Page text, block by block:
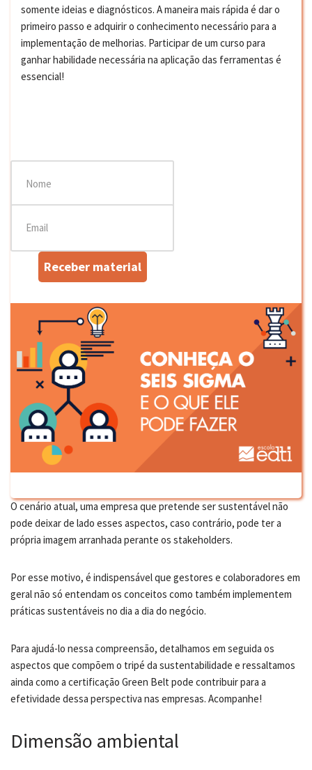
somente ideias e diagnósticos. A maneira mais rápida é dar o
primeiro passo e adquirir o conhecimento necessário para a
implementação de melhorias. Participar de um curso para
ganhar habilidade necessária na aplicação das ferramentas é
essencial!
Receber material
O cenário atual, uma empresa que pretende ser sustentável não
pode deixar de lado esses aspectos, caso contrário, pode ter a
própria imagem arranhada perante os stakeholders.
Por esse motivo, é indispensável que gestores e colaboradores em
geral não só entendam os conceitos como também implementem
práticas sustentáveis no dia a dia do negócio.
Para ajudá-lo nessa compreensão, detalhamos em seguida os
aspectos que compõem o tripé da sustentabilidade e ressaltamos
ainda como a certificação Green Belt pode contribuir para a
efetividade dessa perspectiva nas empresas. Acompanhe!
Dimensão ambiental